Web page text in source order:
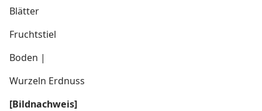
Blätter
Fruchtstiel
Boden |
Wurzeln Erdnuss
[Bildnachweis]